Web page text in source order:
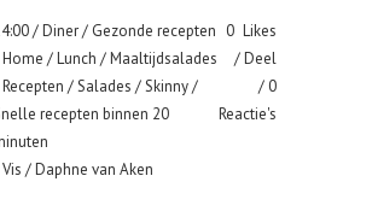
/Diner/ Gezonde recepten
Home /Lunch /Maaltijdsalades
Recepten /Salades /Skinny/
recepten binnen 20
Vis / Daphne van Aken
0 Likes
Deel
0
Reactie's